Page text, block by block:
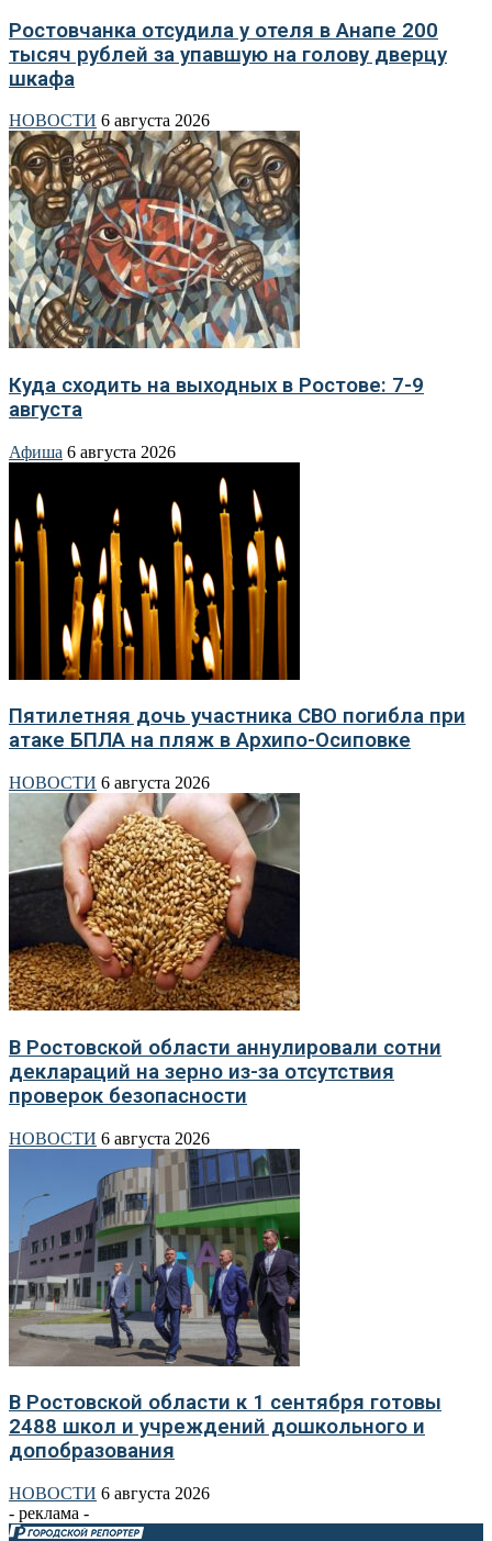
Ростовчанка отсудила у отеля в Анапе 200
тысяч рублей за упавшую на голову дверцу
шкафа
НОВОСТИ 6 августа 2026
Куда сходить на выходных в Ростове: 7-9
августа
Афиша 6 августа 2026
Пятилетняя дочь участника СВО погибла при
атаке БПЛА на пляж в Архипо-Осиповке
НОВОСТИ 6 августа 2026
В Ростовской области аннулировали сотни
деклараций на зерно из-за отсутствия
проверок безопасности
НОВОСТИ 6 августа 2026
В Ростовской области к 1 сентября готовы
2488 школ и учреждений дошкольного и
допобразования
НОВОСТИ 6 августа 2026
- реклама -